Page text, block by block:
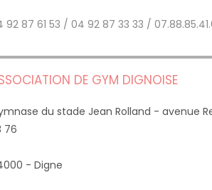
92 87 61 53 / 04 92 87 33 33 /
DE GYM DIGNOISE
du stade Jean Rolland - avenue
76
- Digne